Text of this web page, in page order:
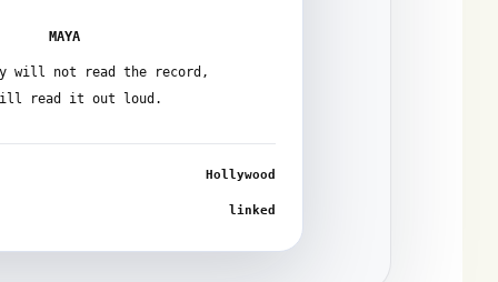
MAYA
will not read the record,
read it out loud.
Hollywood
linked